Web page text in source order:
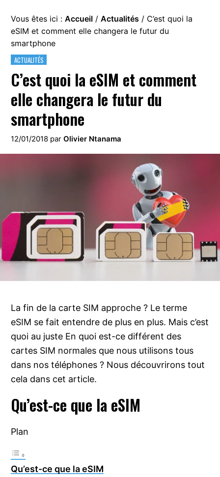
Vous êtes ici :Accueil / Actualités / C’est quoi la
eSIM et comment elle changera le futur du
smartphone
ACTUALITÉS
C’est quoi la eSIM et comment
elle changera le futur du
smartphone
12/01/2018 parOlivier Ntanama
La fin de la carte SIM approche ? Le terme
eSIM se fait entendre de plus en plus. Mais c’est
quoi au juste En quoi est-ce différent des
cartes SIM normales que nous utilisons tous
dans nos téléphones ? Nous découvrirons tout
cela dans cet article.
Qu’est-ce que la eSIM
Plan
Qu’est-ce que la eSIM